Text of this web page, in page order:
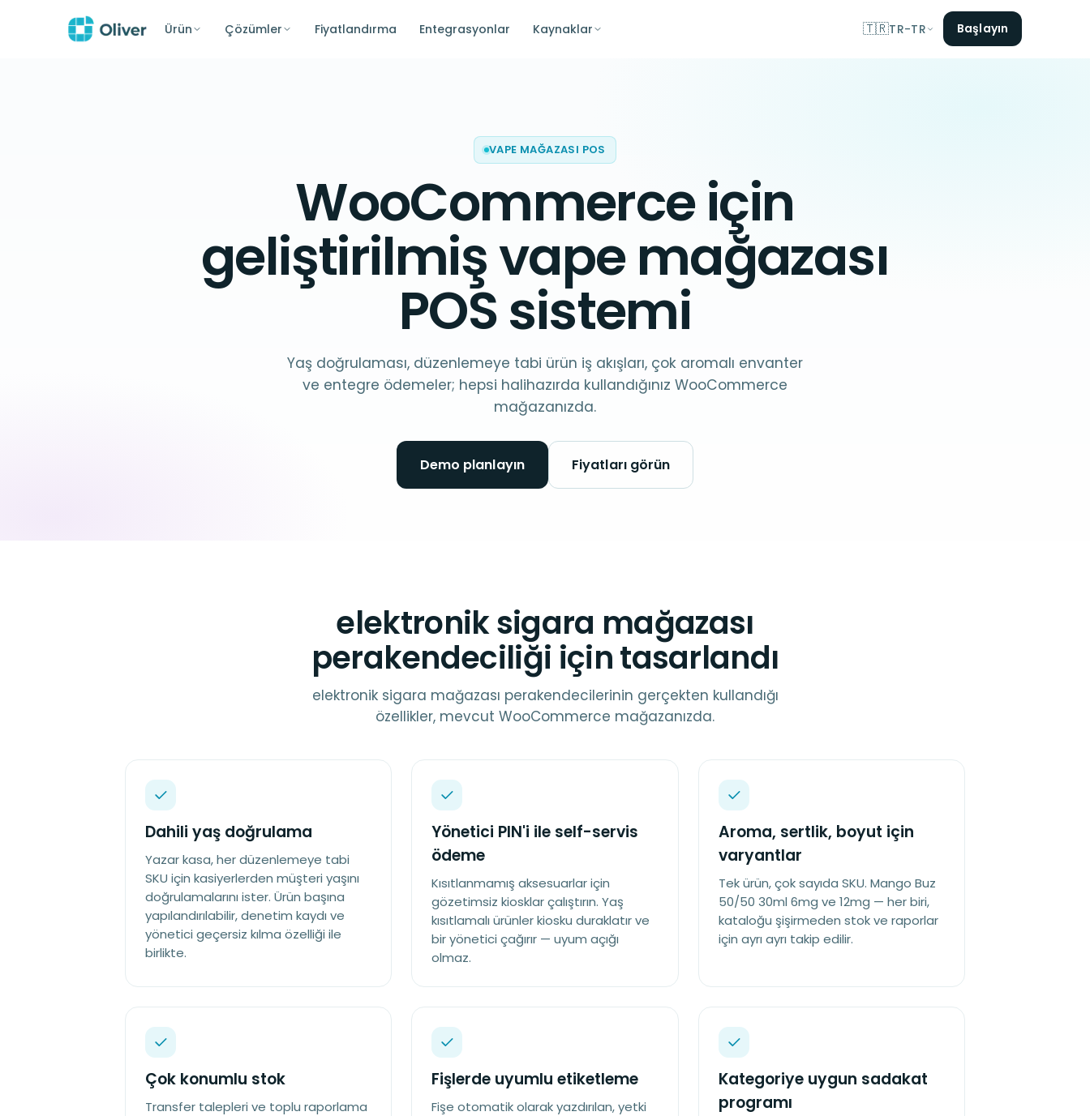
Ürün Çözümler Fiyatlandırma Entegrasyonlar Kaynaklar 🇹🇷TR-TR Başlayın
VAPE MAĞAZASI POS
WooCommerce için
geliştirilmişvape mağazası
POS sistemi
Yaş doğrulaması, düzenlemeye tabi ürün iş akışları, çok aromalı envanter
ve entegre ödemeler; hepsi halihazırda kullandığınız WooCommerce
mağazanızda.
Demo planlayın Fiyatları görün
elektronik sigara mağazası
perakendeciliği için tasarlandı
elektronik sigara mağazası perakendecilerinin gerçekten kullandığı
özellikler, mevcut WooCommerce mağazanızda.
Dahili yaş doğrulama
Yazar kasa, her düzenlemeye tabi
SKU için kasiyerlerden müşteri yaşını
doğrulamalarını ister. Ürün başına
yapılandırılabilir, denetim kaydı ve
yönetici geçersiz kılma özelliği ile
birlikte.
Yönetici PIN'i ile self-servis
ödeme
Kısıtlanmamış aksesuarlar için
gözetimsiz kiosklar çalıştırın. Yaş
kısıtlamalı ürünler kiosku duraklatır ve
bir yönetici çağırır — uyum açığı
olmaz.
Aroma, sertlik, boyut için
varyantlar
Tek ürün, çok sayıda SKU. Mango Buz
50/50 30ml 6mg ve 12mg — her biri,
kataloğu şişirmeden stok ve raporlar
için ayrı ayrı takip edilir.
Çok konumlu stok
Transfer talepleri ve toplu raporlama
Fişlerde uyumlu etiketleme
Fişe otomatik olarak yazdırılan, yetki
Kategoriye uygun sadakat
programı